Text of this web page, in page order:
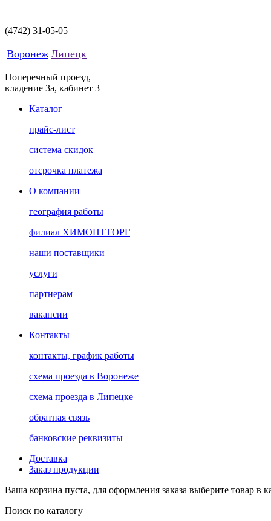
(4742) 31-05-05
Воронеж Липецк
Поперечный проезд,
владение 3а, кабинет 3
Каталог
прайс-лист
система скидок
отсрочка платежа
О компании
география работы
филиал ХИМОПТТОРГ
наши поставщики
услуги
партнерам
вакансии
Контакты
контакты, график работы
схема проезда в Воронеже
схема проезда в Липецке
обратная связь
банковские реквизиты
Доставка
Заказ продукции
Ваша корзина пуста, для оформления заказа выберите товар в
Поиск по каталогу